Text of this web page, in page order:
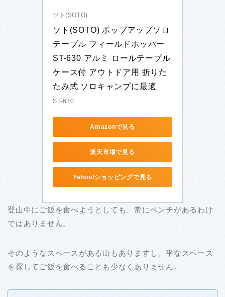
ソト(SOTO)
ソト(SOTO) ポップアップソロ
テーブル フィールドホッパー
ST-630 アルミ ロールテーブル
ケース付 アウトドア用 折りた
たみ式 ソロキャンプに最適
ST-630
Amazonで見る
楽天市場で見る
Yahoo!ショッピングで見る
登山中にご飯を食べようとしても、常にベンチがあるわけ
ではありません。
そのようなスペースがある山もありますし、平なスペース
を探してご飯を食べることも少なくありません。